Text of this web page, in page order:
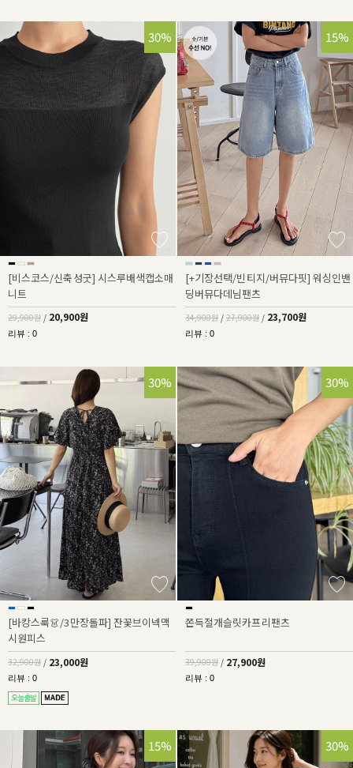
30%
[비스코스/신축성굿] 시스루배색캡소매
니트
29,900원 / 20,900원
리뷰 : 0
32%
15%
[+기장선택/빈티지/버뮤다핏] 워싱인밴
딩버뮤다데님팬츠
34,900원 / 27,900원 / 23,700원
리뷰 : 0
30%
[바캉스룩👗/3만장돌파] 잔꽃브이넥맥
시원피스
32,900원 / 23,000원
리뷰 : 0
30%
쫀득절개슬릿카프리팬츠
39,900원 / 27,900원
리뷰 : 0
15% 30%